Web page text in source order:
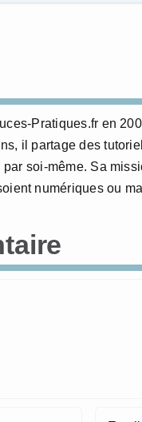
Pratiques.fr en
il partage des
soi-même. Sa
numériques ou